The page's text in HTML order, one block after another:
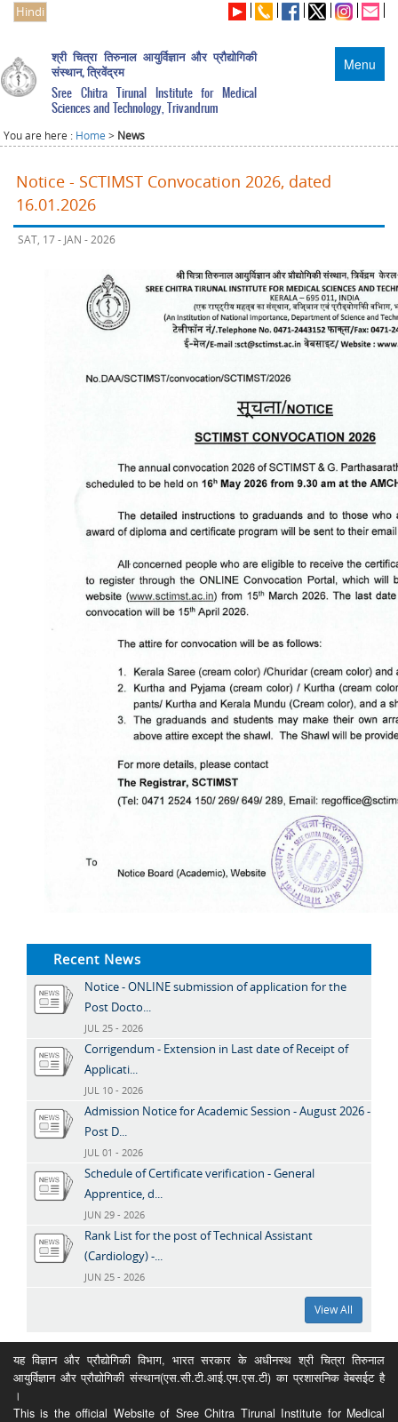
Hindi
Menu
श्री चित्रा तिरुनाल आयुर्विज्ञान और प्रौद्योगिकी
संस्थान, त्रिवेंद्रम
Sree Chitra Tirunal Institute for Medical
Sciences and Technology, Trivandrum
You are here : Home > News
Notice - SCTIMST Convocation 2026, dated
16.01.2026
SAT, 17 - JAN - 2026
Recent News
Notice - ONLINE submission of application for the
Post Docto...
JUL 25 - 2026
Corrigendum - Extension in Last date of Receipt of
Applicati...
JUL 10 - 2026
Admission Notice for Academic Session - August 2026 -
Post D...
JUL 01 - 2026
Schedule of Certificate verification - General
Apprentice, d...
JUN 29 - 2026
Rank List for the post of Technical Assistant
(Cardiology) -...
JUN 25 - 2026
View All
यह विज्ञान और प्रौद्योगिकी विभाग, भारत सरकार के अधीनस्थ श्री चित्रा तिरुनाल
आयुर्विज्ञान और प्रौद्योगिकी संस्थान(एस.सी.टी.आई.एम.एस.टी) का प्रशासनिक वेबसईट है
।
This is the official Website of Sree Chitra Tirunal Institute for Medical